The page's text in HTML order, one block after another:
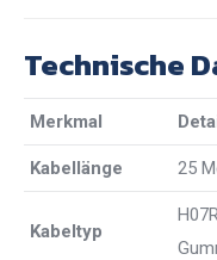
Technische
Merkmal
Kabellänge 25
Kabeltyp